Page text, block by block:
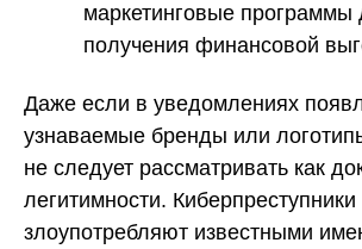
маркетинговые программы
получения финансовой
Даже если в уведомлениях
узнаваемые бренды или
не следует рассматривать как
легитимности. Киберпреступники
злоупотребляют известными